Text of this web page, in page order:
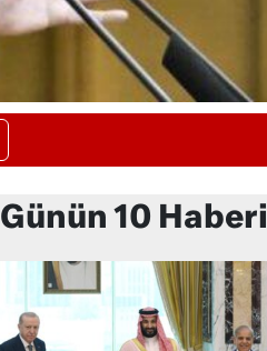
Günün 10 Haberi